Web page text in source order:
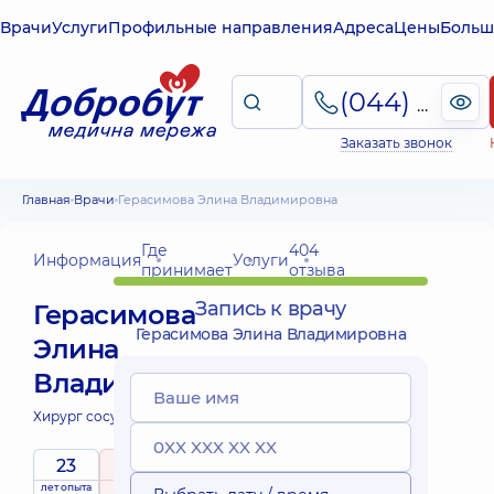
ВрачиУслугиПрофильные направленияАдресаЦены
(044) 495-2-888
Заказать звонок
Главная Врачи Герасимова Элина Владимировна
ИнформацияГде
принимаетУслуги404
отзыва
Герасимова
Элина
Владимировна
Хирург сосудистый;
23
лет опыта
5 / 5
рейтингна основе
Запись к врачу
Герасимова Элина Владимировна